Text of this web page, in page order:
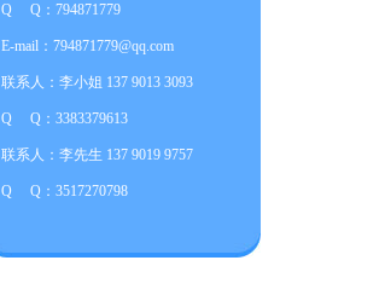
Q Q：794871779
E-mail：794871779@qq.com
联系人：李小姐 137 9013 3093
Q Q：3383379613
联系人：李先生 137 9019 9757
Q Q：3517270798